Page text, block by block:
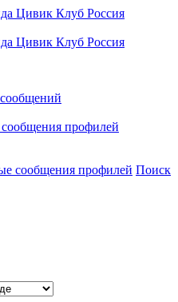
профилей
сообщения профилей Поиск